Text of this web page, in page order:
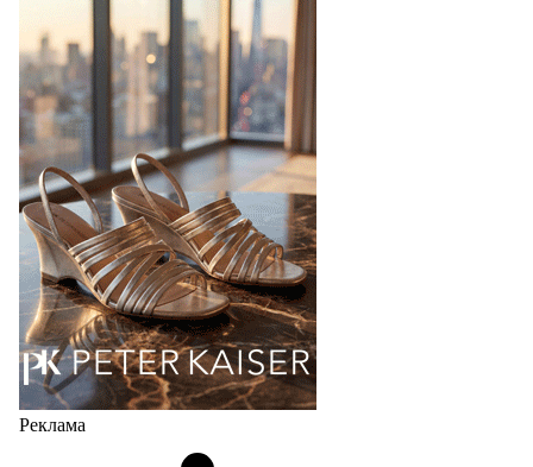
дизайнерских марок
Российский маркетплейс Lamoda решил обновить
раздел для продажи продукции локальных
дизайнерских марок одежды, обуви и аксессуаров.
Бренды также получат маркетинговую…
06.08.2026 962
Реклама